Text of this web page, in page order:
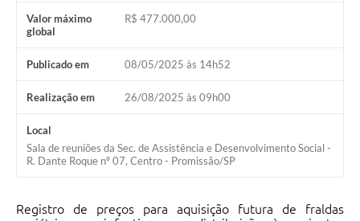
Contato
Valor máximo
global
R$ 477.000,00
Publicado em 08/05/2025 às 14h52
Realização em 26/08/2025 às 09h00
Local
Sala de reuniões da Sec. de Assistência e Desenvolvimento Social -
R. Dante Roque nº 07, Centro - Promissão/SP
Registro de preços para aquisição futura de fraldas